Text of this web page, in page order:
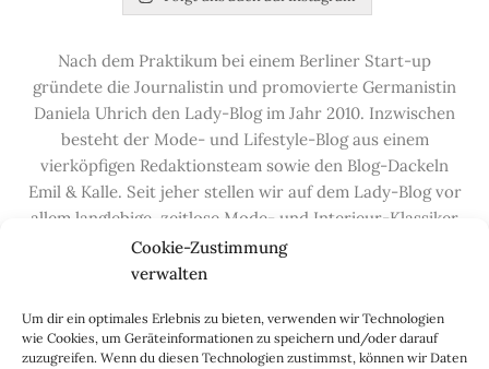
Cookie-Zustimmung
verwalten
Um dir ein optimales Erlebnis zu bieten, verwenden wir Technologien
wie Cookies, um Geräteinformationen zu speichern und/oder darauf
zuzugreifen. Wenn du diesen Technologien zustimmst, können wir Daten
Nach dem Praktikum bei einem Berliner Start-up
gründete die Journalistin und promovierte Germanistin
Daniela Uhrich den Lady-Blog im Jahr 2010. Inzwischen
besteht der Mode- und Lifestyle-Blog aus einem
vierköpfigen Redaktionsteam sowie den Blog-Dackeln
Emil & Kalle. Seit jeher stellen wir auf dem Lady-Blog vor
allem langlebige, zeitlose Mode- und Interieur-Klassiker
vor, die hochwertig verarbeitet und unter guten
Bedingungen hergestellt wurden – gerne „Made in
Handwerksberufe und kleine feine Firmen, denen wir
hier auf dem Blog eine Präsentationsfläche bieten, sowie